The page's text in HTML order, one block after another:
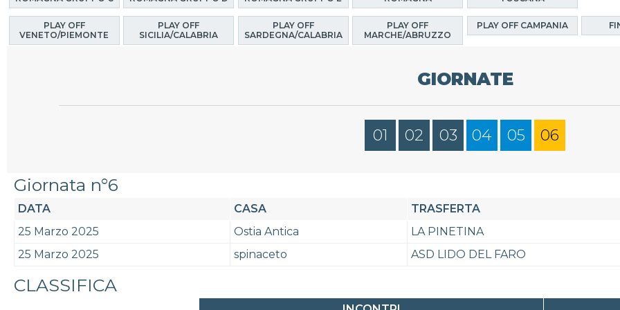
PLAY OFF
VENETO/PIEMONTE
PLAY OFF
SICILIA/CALABRIA
PLAY OFF
SARDEGNA/CALABRIA
PLAY OFF
MARCHE/ABRUZZO
PLAY OFF CAMPANIA
GIORNATE
01 02 03 04 05 06
Giornata n°6
DATA CASA
TRASFERTA
25 Marzo 2025
Ostia Antica
LA PINETINA
25 Marzo 2025
spinaceto ASD LIDO DEL FARO
CLASSIFICA